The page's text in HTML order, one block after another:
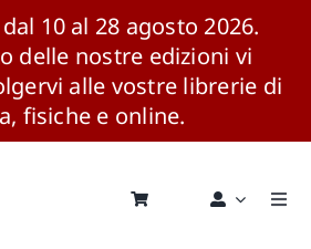
10 al 28 agosto 2026.
delle nostre edizioni vi
alle vostre librerie di
fisiche e online.